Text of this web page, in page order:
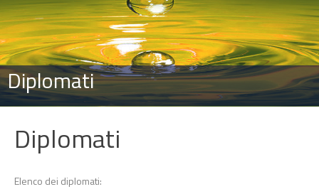
Diplomati
Diplomati
Elenco dei diplomati: